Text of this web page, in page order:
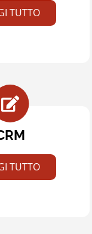
TUTTO
TUTTO